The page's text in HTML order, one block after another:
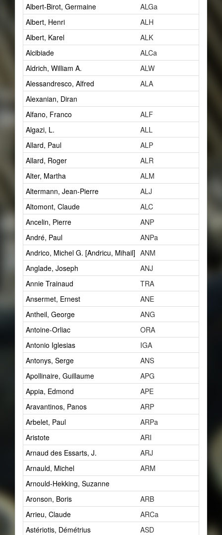
Albert-Birot, Germaine
ALGa
Albert, Henri
ALH
Albert, Karel
ALK
Alcibiade
ALCa
Aldrich, William A.
ALW
Alessandresco, Alfred
ALA
Alexanian, Diran
Alfano, Franco
ALF
Algazi, L.
ALL
Allard, Paul
ALP
Allard, Roger
ALR
Alter, Martha
ALM
Altermann, Jean-Pierre
ALJ
Altomont, Claude
ALC
Ancelin, Pierre
ANP
André, Paul
ANPa
Andrico, Michel G. [Andricu, Mihail] ANM
Anglade, Joseph
ANJ
Annie Trainaud
TRA
Ansermet, Ernest
ANE
Antheil, George
ANG
Antoine-Orliac
ORA
Antonio Iglesias
IGA
Antonys, Serge
ANS
Apollinaire, Guillaume
APG
Appia, Edmond
APE
Aravantinos, Panos
ARP
Arbelet, Paul
ARPa
Aristote
ARI
Arnaud des Essarts, J.
ARJ
Arnauld, Michel
ARM
Arnould-Hekking, Suzanne
Aronson, Boris
ARB
Arrieu, Claude
ARCa
Astériotis, Démétrius
ASD